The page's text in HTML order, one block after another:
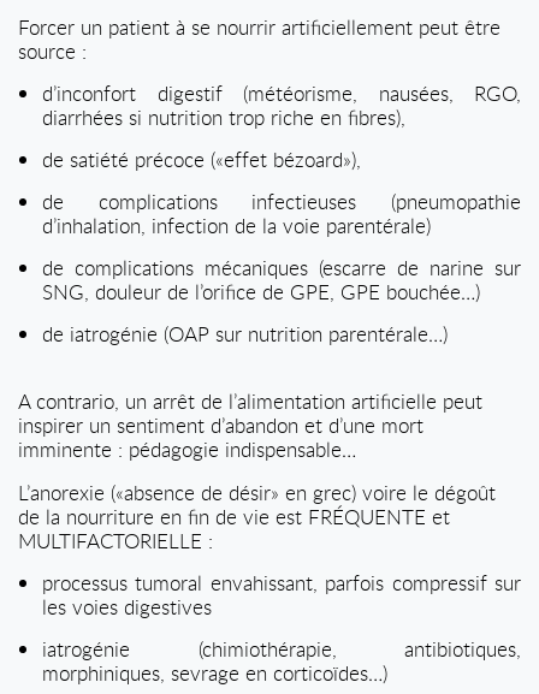
Forcer un patient à se nourrir artificiellement peut être
source :
d’inconfort digestif (météorisme, nausées, RGO,
diarrhées si nutrition trop riche en fibres),
de satiété précoce («effet bézoard»),
de complications infectieuses (pneumopathie
d’inhalation, infection de la voie parentérale)
de complications mécaniques (escarre de narine sur
SNG, douleur de l’orifice de GPE, GPE bouchée…)
de iatrogénie (OAP sur nutrition parentérale…)
A contrario, un arrêt de l’alimentation artificielle peut
inspirer un sentiment d’abandon et d’une mort
imminente : pédagogie indispensable…
L’anorexie («absence de désir» en grec) voire le dégoût
de la nourriture en fin de vie est FRÉQUENTE et
MULTIFACTORIELLE :
processus tumoral envahissant, parfois compressif sur
les voies digestives
iatrogénie (chimiothérapie, antibiotiques,
morphiniques, sevrage en corticoïdes…)